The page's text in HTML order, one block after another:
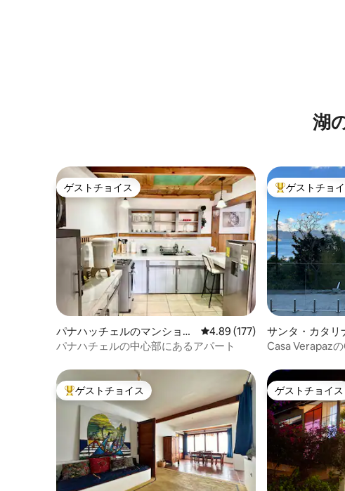
湖
ゲストチョイス
ゲストチョイス
パナハッチェルのマンショ
ン・アパート
レビュー177件、5つ星中4.89
4.89 (177)
パナハチェルの中心部にあるアパート
大好評のゲスト
ゲストチョ
サンタ・カタリ
マンション・ア
Casa Verapaz
大好評のゲストチョイスです。
ゲストチョイス ゲストチョイス
ゲストチョイス